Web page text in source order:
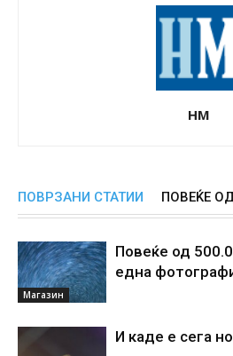
НМ
ПОВРЗАНИ СТАТИИ ПОВЕЌЕ
Магазин
Повеќе од
една
И каде е сега